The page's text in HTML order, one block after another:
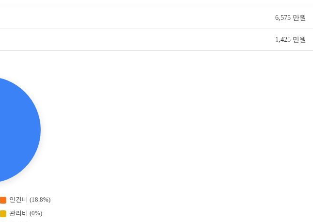
6,575 만원
1,425 만원
인건비 (18.8%)
관리비 (0%)